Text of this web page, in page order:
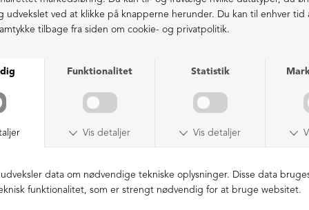
Kollektionsprøve sko
Kollektionsprøve sko
SAMPLE SAMPLE